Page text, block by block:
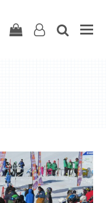
Carritouser-search